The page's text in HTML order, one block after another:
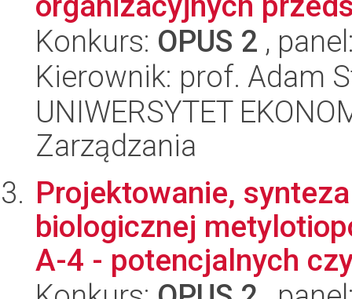
Konkurs: OPUS 2 ,
Kierownik: prof. Adam
UNIWERSYTET
Zarządzania
Projektowanie,
biologicznej
A-4 - potencjalnych